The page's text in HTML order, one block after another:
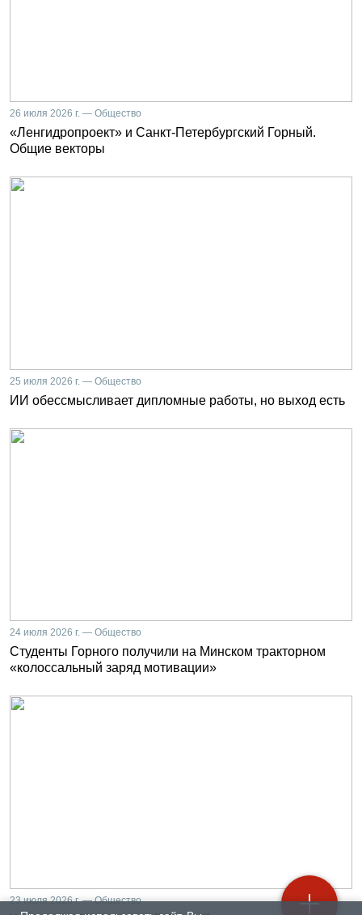
26 июля 2026 г. — Общество
«Ленгидропроект» и Санкт-Петербургский Горный.
Общие векторы
25 июля 2026 г. — Общество
ИИ обессмысливает дипломные работы, но выход есть
24 июля 2026 г. — Общество
Студенты Горного получили на Минском тракторном
«колоссальный заряд мотивации»
23 июля 2026 г. — Общество